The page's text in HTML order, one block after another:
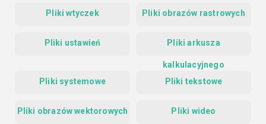
Pliki wtyczek Pliki obrazów rastrowych
Pliki ustawień Pliki arkusza
kalkulacyjnego
Pliki systemowe
Pliki tekstowe
Pliki obrazów wektorowych Pliki wideo